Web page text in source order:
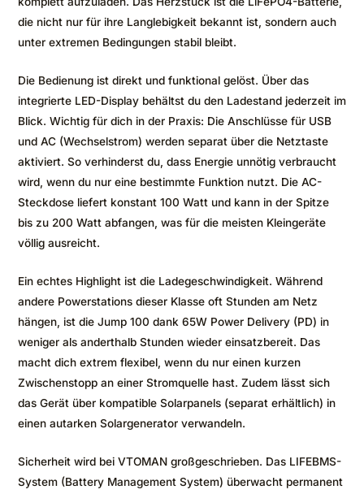
die nicht nur für ihre Langlebigkeit bekannt ist, sondern auch
unter extremen Bedingungen stabil bleibt.
Die Bedienung ist direkt und funktional gelöst. Über das
integrierte LED-Display behältst du den Ladestand jederzeit im
Blick. Wichtig für dich in der Praxis: Die Anschlüsse für USB
und AC (Wechselstrom) werden separat über die Netztaste
aktiviert. So verhinderst du, dass Energie unnötig verbraucht
wird, wenn du nur eine bestimmte Funktion nutzt. Die AC-
Steckdose liefert konstant 100 Watt und kann in der Spitze
bis zu 200 Watt abfangen, was für die meisten Kleingeräte
völlig ausreicht.
Ein echtes Highlight ist die Ladegeschwindigkeit. Während
andere Powerstations dieser Klasse oft Stunden am Netz
hängen, ist die Jump 100 dank 65W Power Delivery (PD) in
weniger als anderthalb Stunden wieder einsatzbereit. Das
macht dich extrem flexibel, wenn du nur einen kurzen
Zwischenstopp an einer Stromquelle hast. Zudem lässt sich
das Gerät über kompatible Solarpanels (separat erhältlich) in
einen autarken Solargenerator verwandeln.
Sicherheit wird bei VTOMAN großgeschrieben. Das LIFEBMS-
System (Battery Management System) überwacht permanent